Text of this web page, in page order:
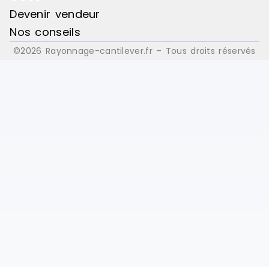
Devenir vendeur
Nos conseils
©2026 Rayonnage-cantilever.fr – Tous droits réservés